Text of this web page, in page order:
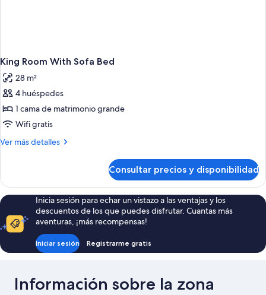
King Room With Sofa Bed
28 m²
4 huéspedes
1 cama de matrimonio grande
Wifi gratis
Ver más detalles
Más
Room
With
Sofa
Bed
Consultar precios y disponibilidad
Inicia sesión para echar un vistazo a las ventajas y los
descuentos de los que puedes disfrutar. Cuantas más
aventuras, ¡más recompensas!
Iniciar sesión Registrarme gratis
Información sobre la zona